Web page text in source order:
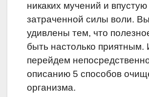
никаких мучений и впустую
затраченной силы воли.
удивлены тем, что
быть настолько приятным.
перейдем
описанию 5 способов
организма.